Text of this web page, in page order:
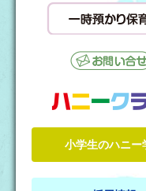
小学生のハニー